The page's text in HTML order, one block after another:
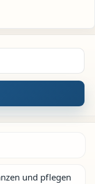
und pflegen